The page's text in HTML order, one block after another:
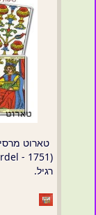
טארוט
רגיל.